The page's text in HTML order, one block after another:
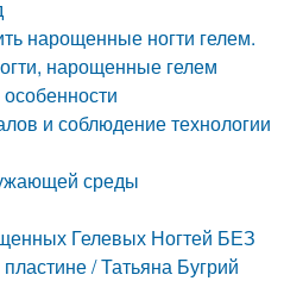
нарощенные ногти гелем.
нарощенные гелем
и соблюдение технологии
среды
Гелевых Ногтей БЕЗ
/ Татьяна Бугрий